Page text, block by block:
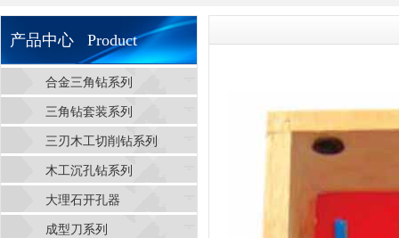
产品中心 Product
合金三角钻系列
三角钻套装系列
三刃木工切削钻系列
木工沉孔钻系列
大理石开孔器
成型刀系列